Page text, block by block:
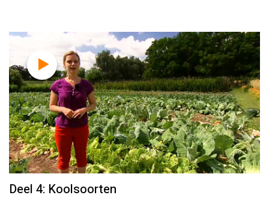
Deel 4: Koolsoorten